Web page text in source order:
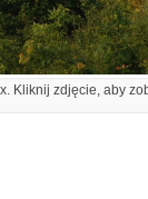
Kliknij zdjęcie, aby